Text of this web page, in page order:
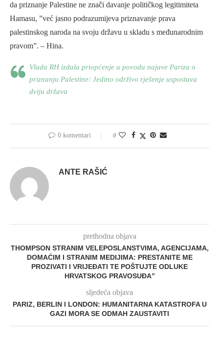
da priznanje Palestine ne znači davanje političkog legitimiteta
Hamasu, ”već jasno podrazumijeva priznavanje prava
palestinskog naroda na svoju državu u skladu s međunarodnim
pravom”. – Hina.
Vlada RH izdala priopćenje u povodu najave Pariza o
priznanju Palestine: Jedino održivo rješenje uspostava
dviju država
0 komentari 0
ANTE RAŠIĆ
prethodna objava
THOMPSON STRANIM VELEPOSLANSTVIMA, AGENCIJAMA,
DOMAĆIM I STRANIM MEDIJIMA: PRESTANITE ME
PROZIVATI I VRIJEĐATI TE POŠTUJTE ODLUKE
HRVATSKOG PRAVOSUĐA”
sljedeća objava
PARIZ, BERLIN I LONDON: HUMANITARNA KATASTROFA U
GAZI MORA SE ODMAH ZAUSTAVITI